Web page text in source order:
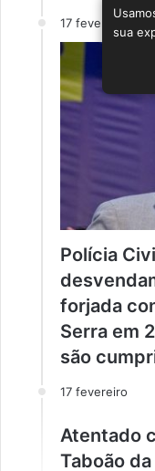
17 fevereiro
Polícia
forjada
Serra em
são
17 fevereiro
Atentado
Taboão
sua